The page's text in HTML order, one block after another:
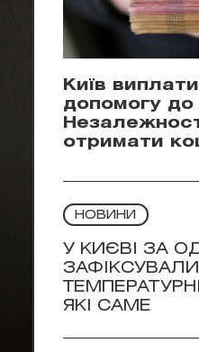
Київ
допомогу до
отримати
НОВИНИ
У КИЄВІ ЗА
ЗАФІКСУВАЛИ
ЯКІ САМЕ